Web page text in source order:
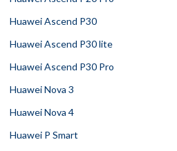
Huawei Ascend P30
Huawei Ascend P30 lite
Huawei Ascend P30 Pro
Huawei Nova 3
Huawei Nova 4
Huawei P Smart